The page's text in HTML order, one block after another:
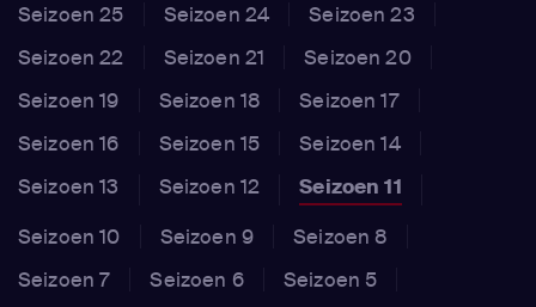
Seizoen 25
Seizoen 24
Seizoen 23
Seizoen 22
Seizoen 21
Seizoen 20
Seizoen 19
Seizoen 18
Seizoen 17
Seizoen 16
Seizoen 15
Seizoen 14
Seizoen 13
Seizoen 12
Seizoen 11
Seizoen 10
Seizoen 9
Seizoen 8
Seizoen 7
Seizoen 6
Seizoen 5